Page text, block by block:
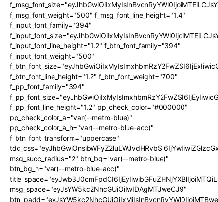
f_msg_font_weight="500" f_msg_font_line_height="1.4"
f_input_font_family="394"
f_input_font_line_height="1.2" f_btn_font_family="394"
f_input_font_weight="500"
f_btn_font_line_height="1.2" f_btn_font_weight="700"
f_pp_font_family="394"
f_pp_font_line_height="1.2" pp_check_color="#000000"
pp_check_color_a="var(--metro-blue)"
pp_check_color_a_h="var(--metro-blue-acc)"
f_btn_font_transform="uppercase"
msg_succ_radius="2" btn_bg="var(--metro-blue)"
btn_bg_h="var(--metro-blue-acc)"
msg_space="eyJsYW5kc2NhcGUiOiIwIDAgMTJweCJ9"